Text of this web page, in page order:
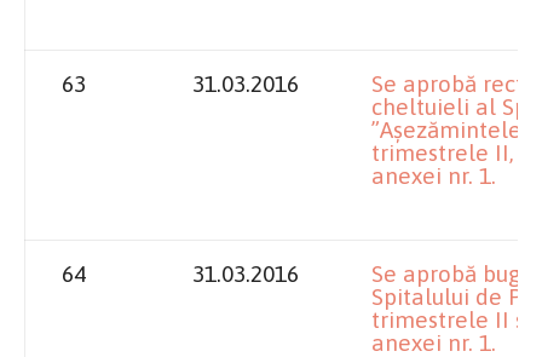
63 31.03.2016
Se aprobă
cheltuieli al
”Aşezămintele
trimestrele II,
anexei nr. 1.
64 31.03.2016
Se aprobă
Spitalului de
trimestrele II şi
anexei nr. 1.